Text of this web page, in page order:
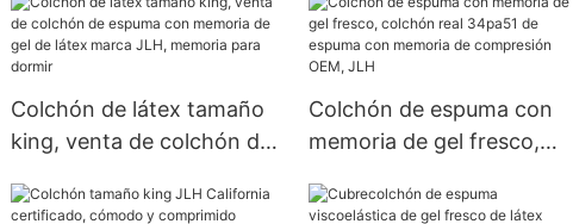
Colchón Kelburn
Colchón de látex tamaño
king, venta de colchón de
gel de látex marca JLH,
Colchón de espuma con
memoria de gel fresco,
espuma con memoria de